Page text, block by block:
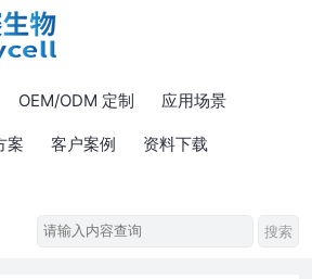
OEM/ODM 定制 应用场景
案 客户案例 资料下载